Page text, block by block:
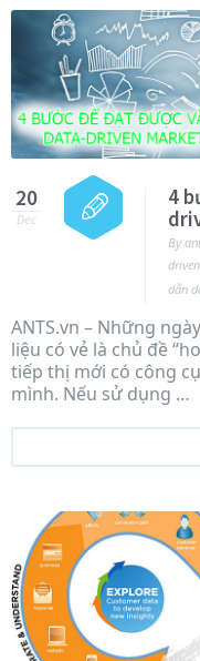
20
Dec
4
By
dẫn
ANTS.vn – Những
liệu có vẻ là chủ đề
tiếp thị mới có công
mình. Nếu sử dụng …